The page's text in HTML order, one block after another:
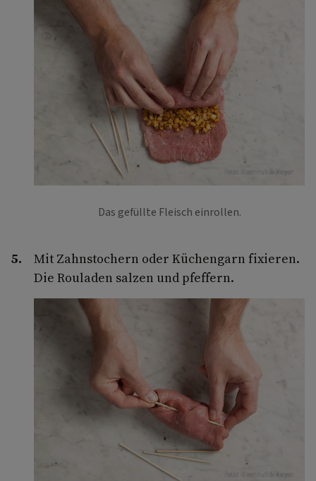
Foto: Eisenhut & Mayer
Das gefüllte Fleisch einrollen.
Mit Zahnstochern oder Küchengarn fixieren.
Die Rouladen salzen und pfeffern.
Foto: Eisenhut & Mayer